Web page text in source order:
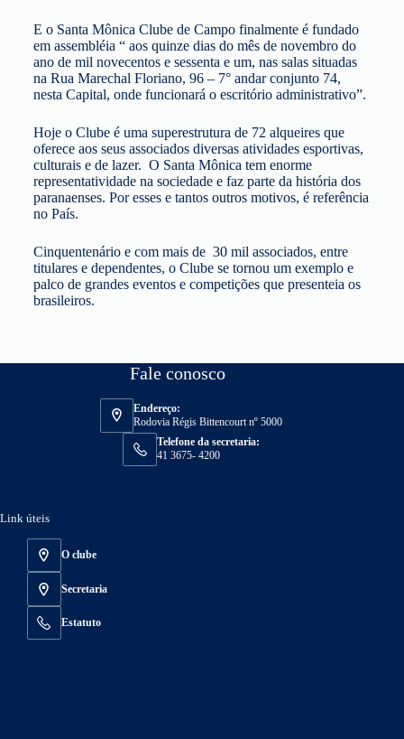
E o Santa Mônica Clube de Campo finalmente é fundado
em assembléia “ aos quinze dias do mês de novembro do
ano de mil novecentos e sessenta e um, nas salas situadas
na Rua Marechal Floriano, 96 – 7° andar conjunto 74,
nesta Capital, onde funcionará o escritório administrativo”.
Hoje o Clube é uma superestrutura de 72 alqueires que
oferece aos seus associados diversas atividades esportivas,
culturais e de lazer. O Santa Mônica tem enorme
representatividade na sociedade e faz parte da história dos
paranaenses. Por esses e tantos outros motivos, é referência
no País.
Cinquentenário e com mais de 30 mil associados, entre
titulares e dependentes, o Clube se tornou um exemplo e
palco de grandes eventos e competições que presenteia os
brasileiros.
Fale conosco
Endereço:
Rodovia Régis Bittencourt nº 5000
Telefone da secretaria:
41 3675- 4200
Link úteis
O clube
Secretaria
Estatuto